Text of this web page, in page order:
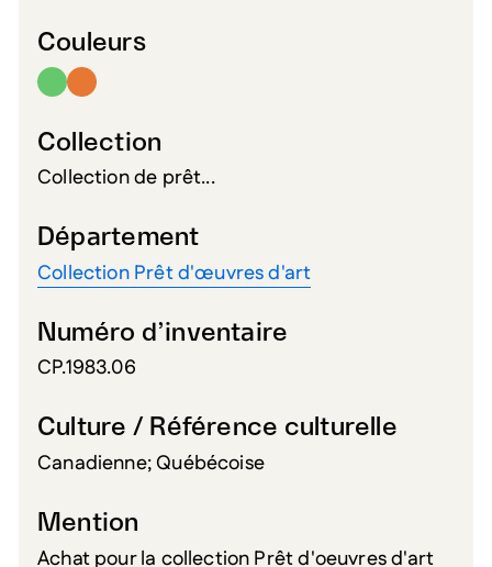
Couleurs
Collection
Collection de prêt...
Département
Collection Prêt d'œuvres d'art
Numéro d’inventaire
CP.1983.06
Culture / Référence culturelle
Canadienne; Québécoise
Mention
Achat pour la collection Prêt d'oeuvres d'art